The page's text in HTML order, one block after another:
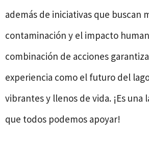
además de iniciativas que buscan
contaminación y el impacto
combinación de acciones
experiencia como el futuro del
vibrantes y llenos de vida. ¡Es una
que todos podemos apoyar!